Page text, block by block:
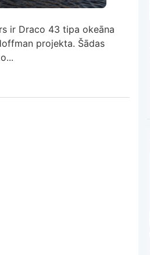
ir Draco 43 tipa okeāna
projekta. Šādas